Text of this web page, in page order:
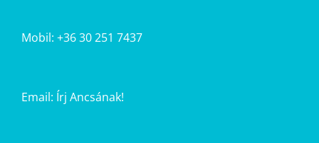
Mobil: +36 30 251 7437
Email: Írj Ancsának!